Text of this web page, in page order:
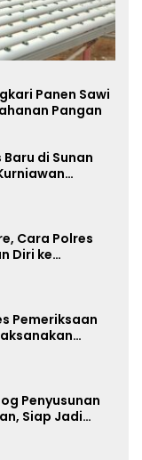
Panen Sawi
Pangan
di Sunan
Cara Polres
Diri ke
Pemeriksaan
Penyusunan
Siap Jadi